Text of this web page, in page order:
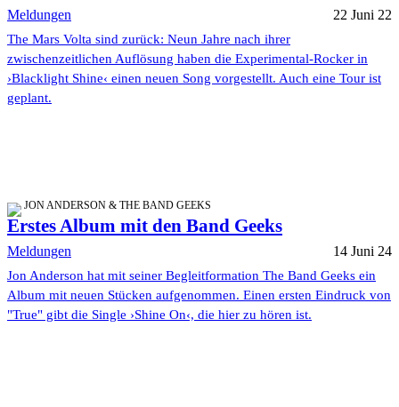
Meldungen 22 Juni 22
The Mars Volta sind zurück: Neun Jahre nach ihrer
zwischenzeitlichen Auflösung haben die Experimental-Rocker in
›Blacklight Shine‹ einen neuen Song vorgestellt. Auch eine Tour ist
geplant.
JON ANDERSON & THE BAND GEEKS
Erstes Album mit den Band Geeks
Meldungen 14 Juni 24
Jon Anderson hat mit seiner Begleitformation The Band Geeks ein
Album mit neuen Stücken aufgenommen. Einen ersten Eindruck von
"True" gibt die Single ›Shine On‹, die hier zu hören ist.